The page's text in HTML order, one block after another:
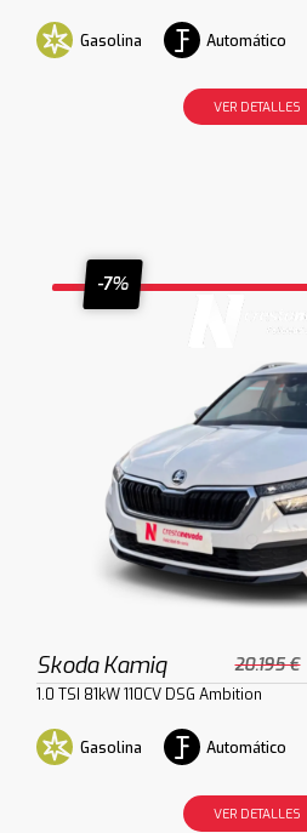
Gasolina Automático
VER DETALLES
-7%
Skoda Kamiq 20.195 €
1.0 TSI 81kW 110CV DSG Ambition
Gasolina Automático
VER DETALLES